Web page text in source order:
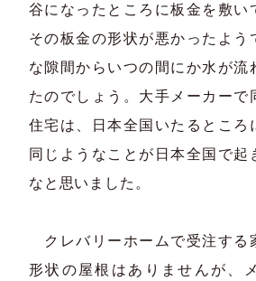
谷になったところに板金を敷い
その板金の形状が悪かったよう
な隙間からいつの間にか水が流
たのでしょう。大手メーカーで
住宅は、日本全国いたるところ
同じようなことが日本全国で起
なと思いました。
クレバリーホームで受注する
形状の屋根はありませんが、